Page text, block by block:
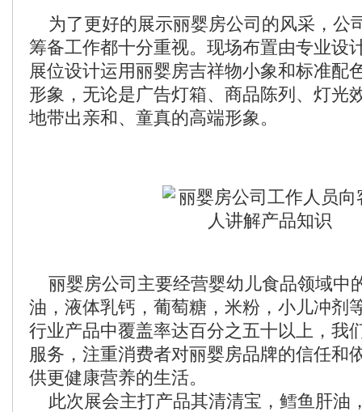
为了更好的展示丽婴房公司的风采，公
筹备工作都十分重视。现场布置由专业设
展位设计运用丽婴房吉祥物小象和标准配
形象，无论是广告灯箱、商品陈列、灯光
地带出亲和、童真的高端形象。
丽婴房公司主要经营婴幼儿食品领域中
油，液体乳钙，葡萄糖，米粉，小儿冲剂
行业产品中覆盖率达百分之五十以上，我
服务，注重消费者对丽婴房品牌的信任和
供更健康营养的生活。
此次展会主打产品其清清宝，鳕鱼肝油